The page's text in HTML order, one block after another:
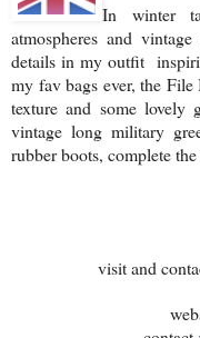
In winter
atmospheres and
details in my outfit
my fav bags ever, the
texture and some
vintage long military
rubber boots, complete
visit and